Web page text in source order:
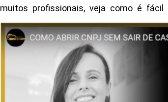
muitos profissionais, veja como é fácil